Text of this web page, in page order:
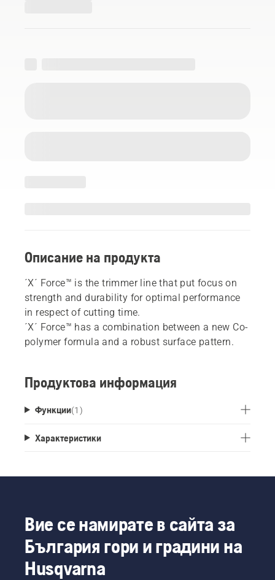
Описание на продукта
´X´ Force™ is the trimmer line that put focus on
strength and durability for optimal performance
in respect of cutting time.
´X´ Force™ has a combination between a new Co-
polymer formula and a robust surface pattern.
Продуктова информация
Функции(1 )
Характеристики
Вие се намирате в сайта за
България гори и градини на
Husqvarna